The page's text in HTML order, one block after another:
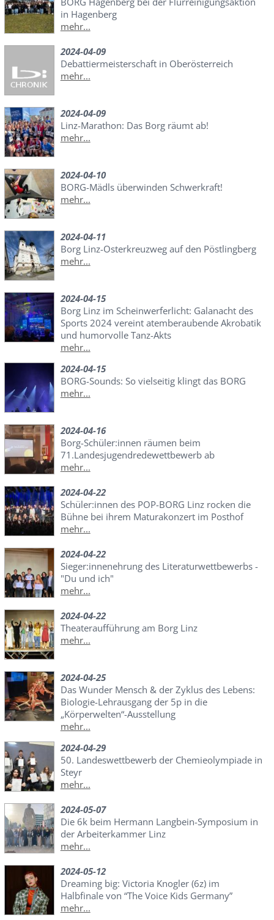
in Hagenberg
mehr...
2024-04-09
Debattiermeisterschaft in Oberösterreich
mehr...
2024-04-09
Linz-Marathon: Das Borg räumt ab!
mehr...
2024-04-10
BORG-Mädls überwinden Schwerkraft!
mehr...
2024-04-11
Borg Linz-Osterkreuzweg auf den Pöstlingberg
mehr...
2024-04-15
Borg Linz im Scheinwerferlicht: Galanacht des
Sports 2024 vereint atemberaubende Akrobatik
und humorvolle Tanz-Akts
mehr...
2024-04-15
BORG-Sounds: So vielseitig klingt das BORG
mehr...
2024-04-16
Borg-Schüler:innen räumen beim
71.Landesjugendredewettbewerb ab
mehr...
2024-04-22
Schüler:innen des POP-BORG Linz rocken die
Bühne bei ihrem Maturakonzert im Posthof
mehr...
2024-04-22
Sieger:innenehrung des Literaturwettbewerbs -
"Du und ich"
mehr...
2024-04-22
Theateraufführung am Borg Linz
mehr...
2024-04-25
Das Wunder Mensch & der Zyklus des Lebens:
Biologie-Lehrausgang der 5p in die
„Körperwelten“-Ausstellung
mehr...
2024-04-29
50. Landeswettbewerb der Chemieolympiade in
Steyr
mehr...
2024-05-07
Die 6k beim Hermann Langbein-Symposium in
der Arbeiterkammer Linz
mehr...
2024-05-12
Dreaming big: Victoria Knogler (6z) im
Halbfinale von “The Voice Kids Germany”
mehr...